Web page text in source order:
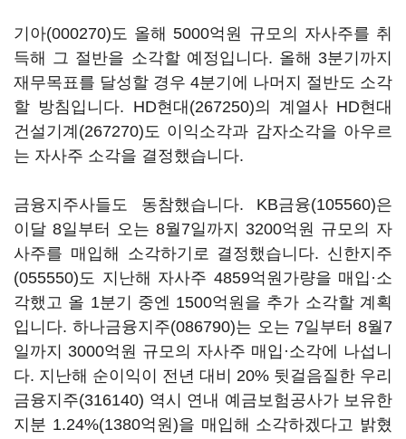
기아(000270)도 올해 5000억원 규모의 자사주를 취
득해 그 절반을 소각할 예정입니다. 올해 3분기까지
재무목표를 달성할 경우 4분기에 나머지 절반도 소각
할 방침입니다. HD현대(267250)의 계열사 HD현대
건설기계(267270)도 이익소각과 감자소각을 아우르
는 자사주 소각을 결정했습니다.
금융지주사들도 동참했습니다. KB금융(105560)은
이달 8일부터 오는 8월7일까지 3200억원 규모의 자
사주를 매입해 소각하기로 결정했습니다. 신한지주
(055550)도 지난해 자사주 4859억원가량을 매입·소
각했고 올 1분기 중엔 1500억원을 추가 소각할 계획
입니다. 하나금융지주(086790)는 오는 7일부터 8월7
일까지 3000억원 규모의 자사주 매입·소각에 나섭니
다. 지난해 순이익이 전년 대비 20% 뒷걸음질한 우리
금융지주(316140) 역시 연내 예금보험공사가 보유한
지분 1.24%(1380억원)을 매입해 소각하겠다고 밝혔